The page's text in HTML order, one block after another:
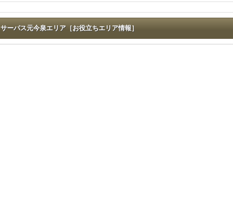
サーパス元今泉エリア［お役立ちエリア情報］